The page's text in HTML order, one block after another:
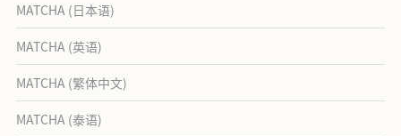
MATCHA (日本语)
MATCHA (英语)
MATCHA (繁体中文)
MATCHA (泰语)